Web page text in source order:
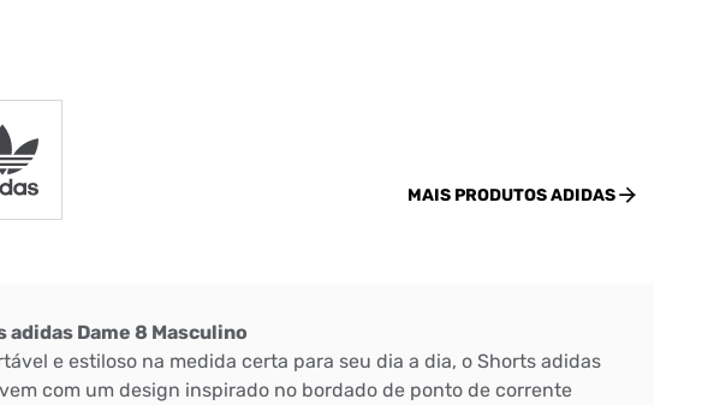
insira seu CEP
BUSCAR
MAIS PRODUTOSADIDAS
adidas Dame 8 Masculino
e estiloso na medida certa para seu dia a dia, o Shorts adidas
com um design inspirado no bordado de ponto de corrente